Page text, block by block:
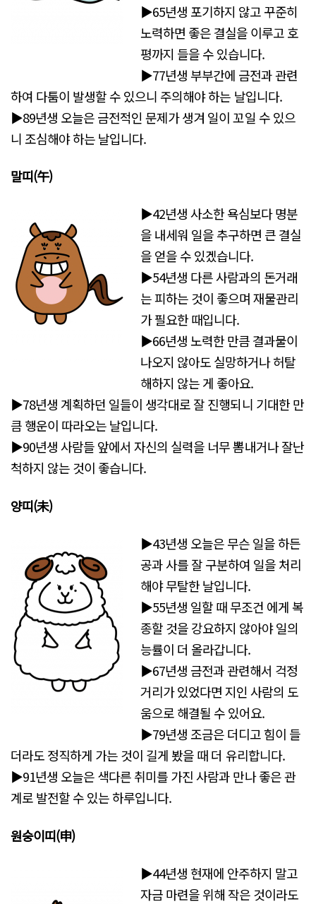
▶65년생 포기하지 않고 꾸준히
노력하면 좋은 결실을 이루고 호
평까지 들을 수 있습니다.
▶77년생 부부간에 금전과 관련
하여 다툼이 발생할 수 있으니 주의해야 하는 날입니다.
▶89년생 오늘은 금전적인 문제가 생겨 일이 꼬일 수 있으
니 조심해야 하는 날입니다.
말띠(午)
▶42년생 사소한 욕심보다 명분
을 내세워 일을 추구하면 큰 결실
을 얻을 수 있겠습니다.
▶54년생 다른 사람과의 돈거래
는 피하는 것이 좋으며 재물관리
가 필요한 때입니다.
▶66년생 노력한 만큼 결과물이
나오지 않아도 실망하거나 허탈
해하지 않는 게 좋아요.
▶78년생 계획하던 일들이 생각대로 잘 진행되니 기대한 만
큼 행운이 따라오는 날입니다.
▶90년생 사람들 앞에서 자신의 실력을 너무 뽐내거나 잘난
척하지 않는 것이 좋습니다.
양띠(未)
▶43년생 오늘은 무슨 일을 하든
공과 사를 잘 구분하여 일을 처리
해야 무탈한 날입니다.
▶55년생 일할 때 무조건 에게 복
종할 것을 강요하지 않아야 일의
능률이 더 올라갑니다.
▶67년생 금전과 관련해서 걱정
거리가 있었다면 지인 사람의 도
움으로 해결될 수 있어요.
▶79년생 조금은 더디고 힘이 들
더라도 정직하게 가는 것이 길게 봤을 때 더 유리합니다.
▶91년생 오늘은 색다른 취미를 가진 사람과 만나 좋은 관
계로 발전할 수 있는 하루입니다.
원숭이띠(申)
▶44년생 현재에 안주하지 말고
자금 마련을 위해 작은 것이라도